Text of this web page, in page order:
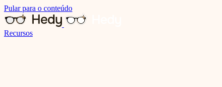
Pular para o conteúdo
Recursos